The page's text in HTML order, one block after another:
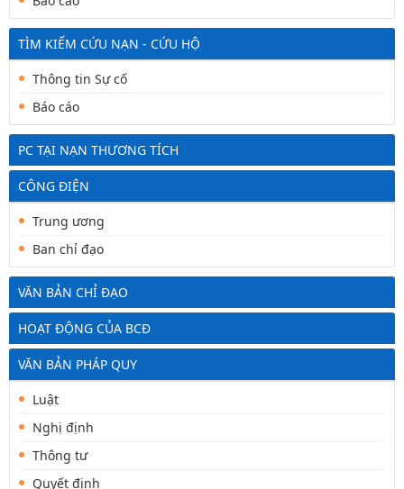
TÌM KIẾM CỨU NẠN - CỨU HỘ
Thông tin Sự cố
Báo cáo
PC TẠI NẠN THƯƠNG TÍCH
CÔNG ĐIỆN
Trung ương
Ban chỉ đạo
VĂN BẢN CHỈ ĐẠO
HOẠT ĐỘNG CỦA BCĐ
VĂN BẢN PHÁP QUY
Luật
Nghị định
Thông tư
Quyết định